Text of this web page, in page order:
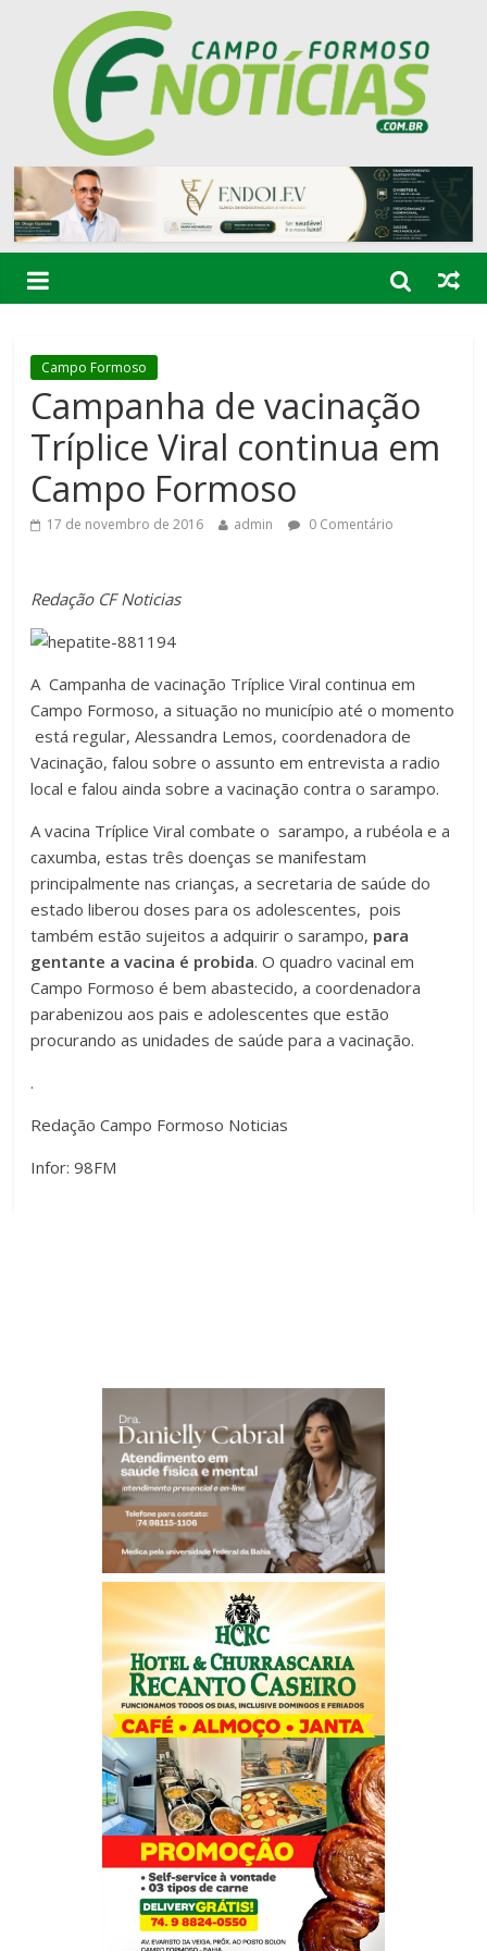
Campo Formoso
Campanha de vacinação
Tríplice Viral continua em
Campo Formoso
17 de novembro de 2016 admin 0 Comentário
Redação CF Noticias
A Campanha de vacinação Tríplice Viral continua em
Campo Formoso, a situação no município até o momento
está regular, Alessandra Lemos, coordenadora de
Vacinação, falou sobre o assunto em entrevista a radio
local e falou ainda sobre a vacinação contra o sarampo.
A vacina Tríplice Viral combate o sarampo, a rubéola e a
caxumba, estas três doenças se manifestam
principalmente nas crianças, a secretaria de saúde do
estado liberou doses para os adolescentes, pois
também estão sujeitos a adquirir o sarampo, para
gentante a vacina é probida. O quadro vacinal em
Campo Formoso é bem abastecido, a coordenadora
parabenizou aos pais e adolescentes que estão
procurando as unidades de saúde para a vacinação.
.
Redação Campo Formoso Noticias
Infor: 98FM